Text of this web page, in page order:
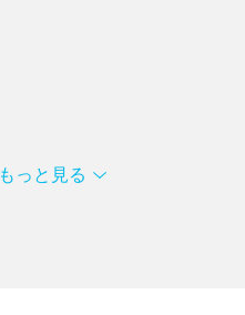
もっと見る